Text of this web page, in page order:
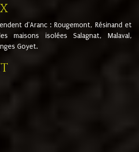
d'Aranc : Rougemont, Résinand et
maisons isolées Salagnat, Malaval,
Goyet.